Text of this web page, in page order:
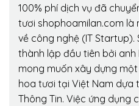
100% phí dịch vụ đã
tươi shophoamilan.com là
về công nghệ (IT Startup).
thành lập đầu tiên bởi anh
mong muốn xây dựng
hoa tươi tại Việt Nam dựa
Thông Tin. Việc ứng dụng